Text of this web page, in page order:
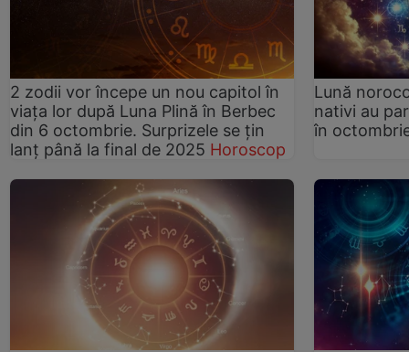
2 zodii vor începe un nou capitol în
viața lor după Luna Plină în Berbec
din 6 octombrie. Surprizele se țin
lanț până la final de 2025 Horoscop
Lună
nativi au
în